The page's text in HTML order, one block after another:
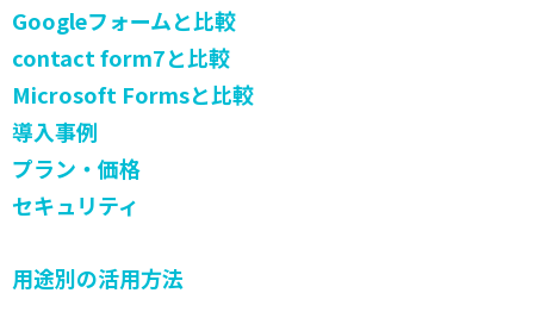
Googleフォームと比較
contact form7と比較
Microsoft Formsと比較
導入事例
プラン・価格
セキュリティ
用途別の活用方法